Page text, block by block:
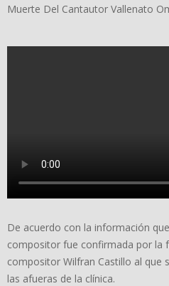
Muerte Del Cantautor Vallenato
De acuerdo con la información
compositor fue confirmada por la
compositor Wilfran Castillo al que
las afueras de la clínica.